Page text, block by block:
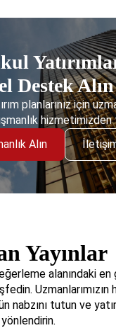
Destek Alın
planlarınız için
hizmetimizden
Alın
Yayınlar
alanındaki en
Uzmanlarımızın
tutun ve